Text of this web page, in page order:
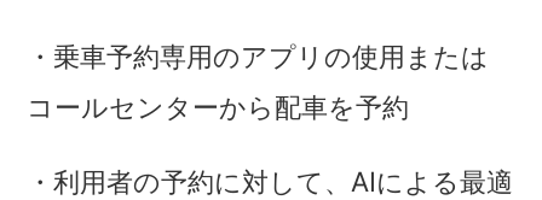
・乗車予約専用のアプリの使用または
コールセンターから配車を予約
・利用者の予約に対して、AIによる最適